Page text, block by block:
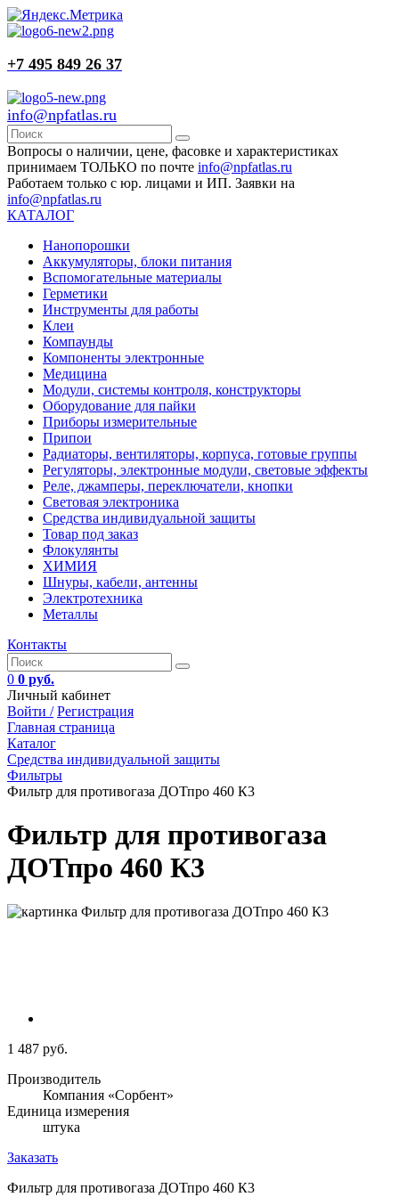
+7 495 849 26 37
info@npfatlas.ru
Вопросы о наличии, цене, фасовке и характеристиках
принимаем ТОЛЬКО по почте info@npfatlas.ru
Работаем только с юр. лицами и ИП. Заявки на
info@npfatlas.ru
КАТАЛОГ
Нанопорошки
Аккумуляторы, блоки питания
Вспомогательные материалы
Герметики
Инструменты для работы
Клеи
Компаунды
Компоненты электронные
Медицина
Модули, системы контроля, конструкторы
Оборудование для пайки
Приборы измерительные
Припои
Радиаторы, вентиляторы, корпуса, готовые группы
Регуляторы, электронные модули, световые эффекты
Реле, джамперы, переключатели, кнопки
Световая электроника
Средства индивидуальной защиты
Товар под заказ
Флокулянты
ХИМИЯ
Шнуры, кабели, антенны
Электротехника
Металлы
Контакты
0 0 руб.
Личный кабинет
Войти / Регистрация
Главная страница
Каталог
Средства индивидуальной защиты
Фильтры
Фильтр для противогаза ДОТпро 460 К3
Фильтр для противогаза
ДОТпро 460 К3
1 487 руб.
Производитель
Компания «Сорбент»
Единица измерения
штука
Заказать
Фильтр для противогаза ДОТпро 460 К3